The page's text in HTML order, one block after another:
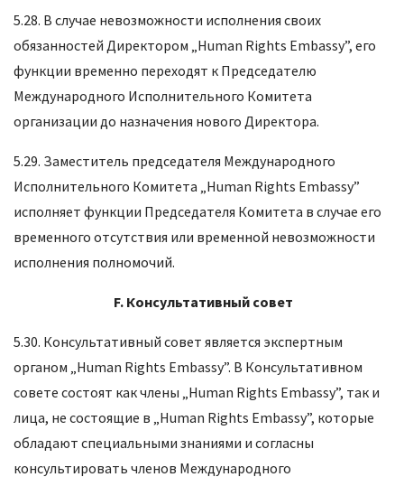
5.28. В случае невозможности исполнения своих
обязанностей Директором „Human Rights Embassy”, его
функции временно переходят к Председателю
Международного Исполнительного Комитета
организации до назначения нового Директора.
5.29. Заместитель председателя Международного
Исполнительного Комитета „Human Rights Embassy”
исполняет функции Председателя Комитета в случае его
временного отсутствия или временной невозможности
исполнения полномочий.
F. Консультативный совет
5.30. Консультативный совет является экспертным
органом „Human Rights Embassy”. В Консультативном
совете состоят как члены „Human Rights Embassy”, так и
лица, не состоящие в „Human Rights Embassy”, которые
обладают специальными знаниями и согласны
консультировать членов Международного